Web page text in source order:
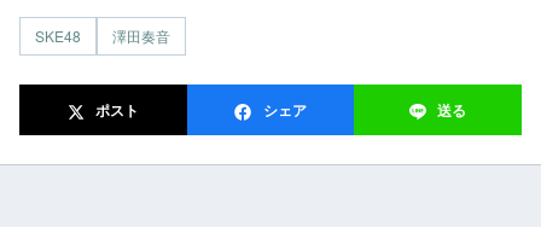
SKE48 澤田奏音
ポスト シェア 送る